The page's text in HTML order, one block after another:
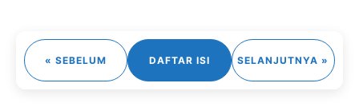
« SEBELUM DAFTAR ISI SELANJUTNYA »